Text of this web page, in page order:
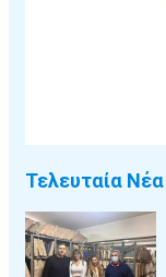
Τελευταία Νέα